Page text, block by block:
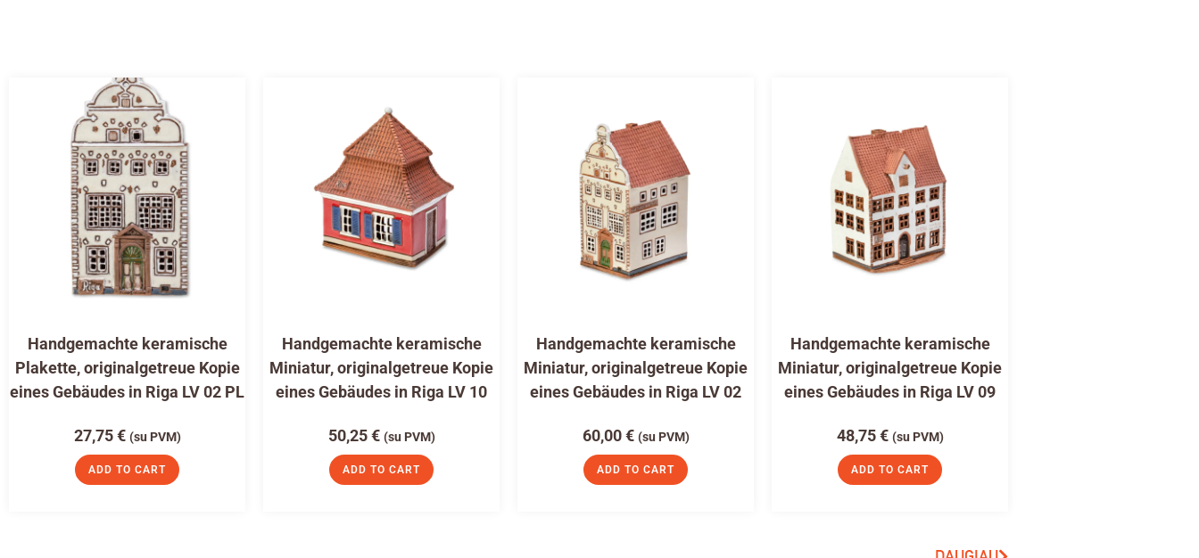
Handgemachte keramische
Plakette, originalgetreue Kopie
eines Gebäudes in Riga LV 02 PL
27,75€ (su PVM)
ADD TO CART
Handgemachte keramische
Miniatur, originalgetreue Kopie
eines Gebäudes in Riga LV 10
50,25€ (su PVM)
ADD TO CART
Handgemachte keramische
Miniatur, originalgetreue Kopie
eines Gebäudes in Riga LV 02
60,00€ (su PVM)
ADD TO CART
Handgemachte keramische
Miniatur, originalgetreue Kopie
eines Gebäudes in Riga LV 09
48,75€ (su PVM)
ADD TO CART